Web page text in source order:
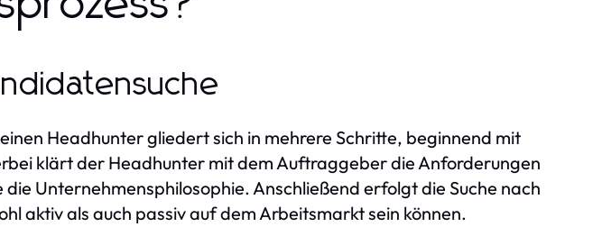
Headhunter gliedert sich in mehrere Schritte, beginnend mit
klärt der Headhunter mit dem Auftraggeber die Anforderungen
die Unternehmensphilosophie. Anschließend erfolgt die Suche nach
aktiv als auch passiv auf dem Arbeitsmarkt sein können.